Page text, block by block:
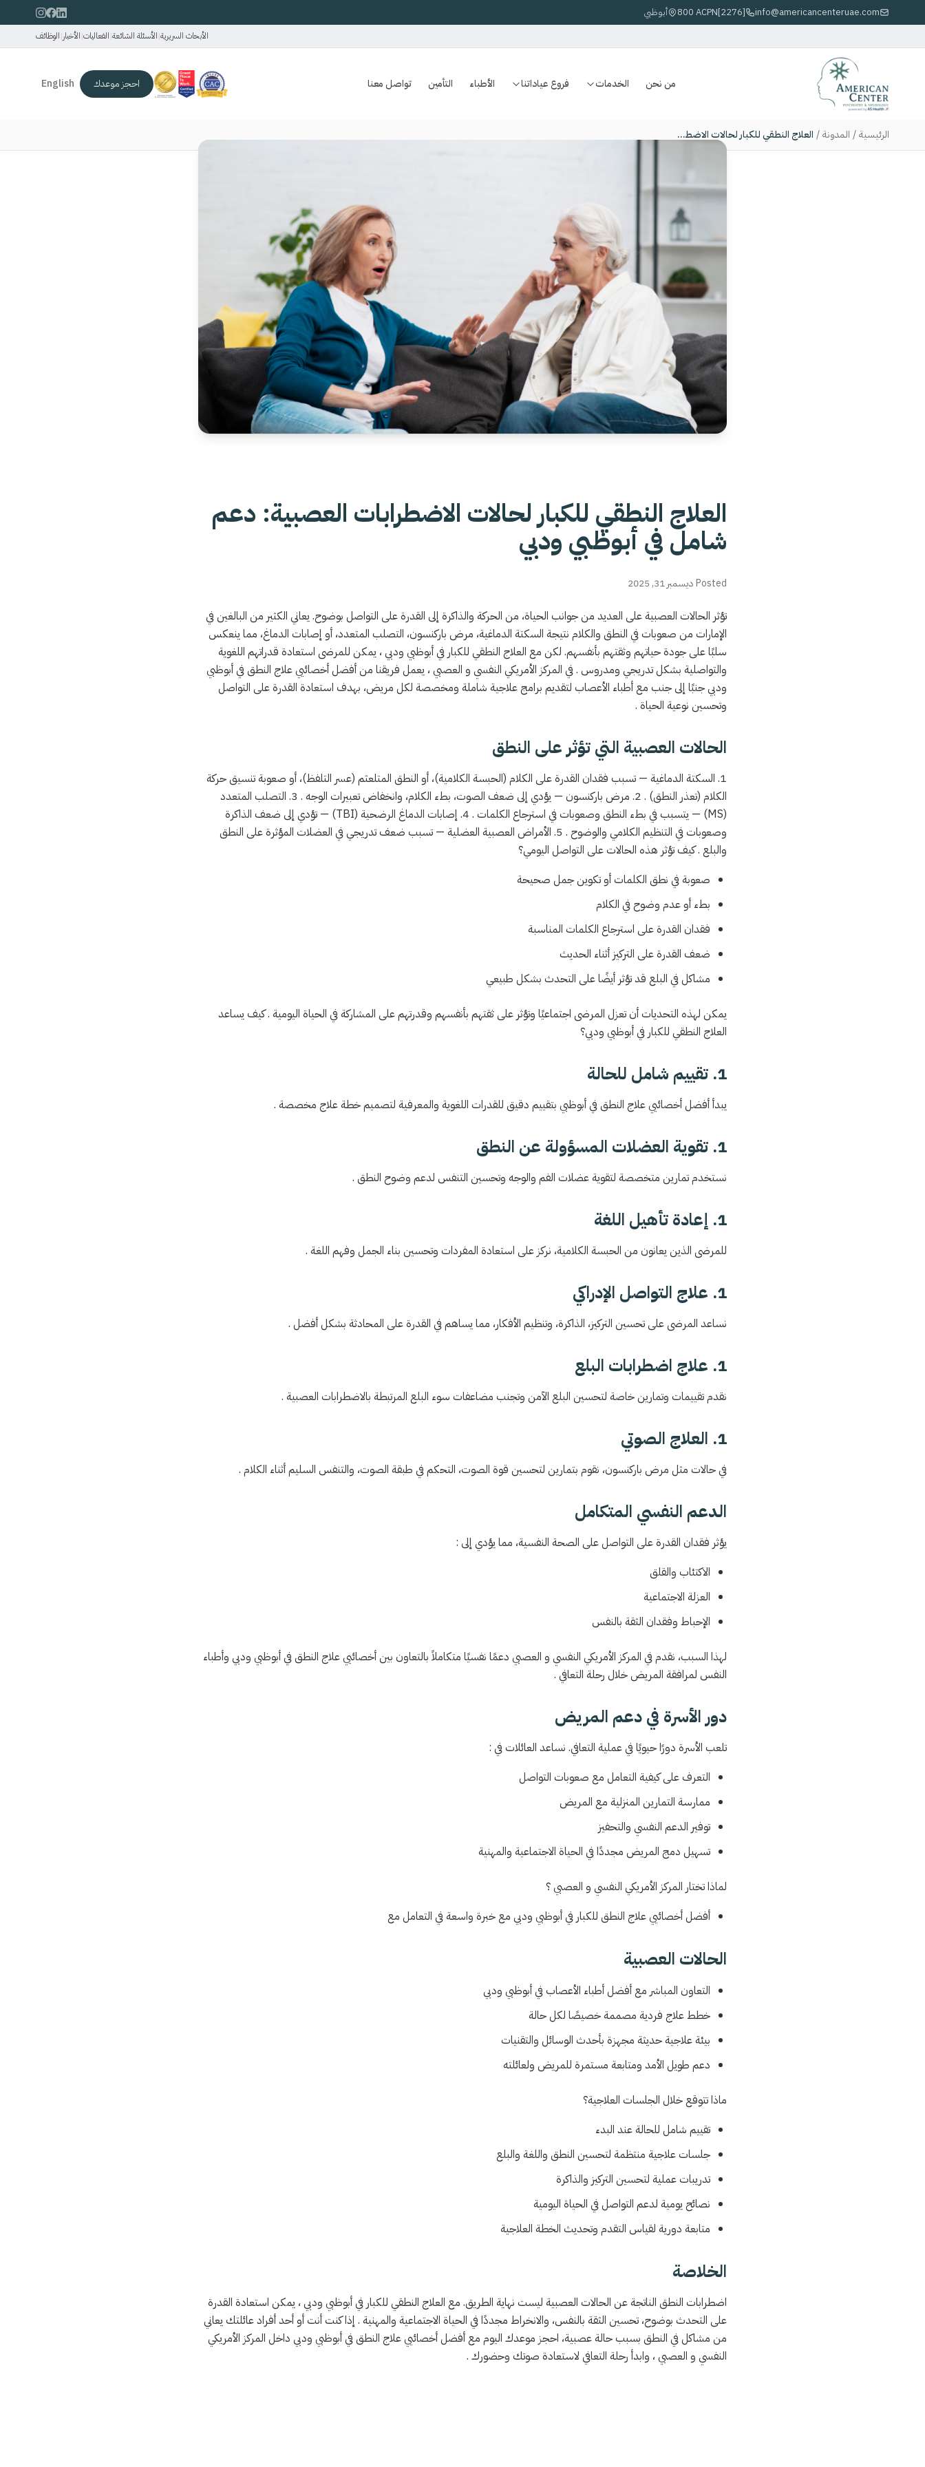
info@americancenteruae.com
800 ACPN[2276] أبوظبي
الأبحاث السريرية|الأسئلة الشائعة|الفعاليات|الأخبار|الوظائف
من نحن الخدمات فروع عياداتنا الأطباء التأمين تواصل معنا احجز موعدك English
الرئيسية/ المدونة/ العلاج النطقي للكبار لحالات الاضطرابات العصبية: دعم شامل في أبوظبي ودبي
العلاج النطقي للكبار لحالات الاضطرابات العصبية: دعم
شامل في أبوظبي ودبي
Posted ديسمبر 31, 2025
تؤثر الحالات العصبية على العديد من جوانب الحياة، من الحركة والذاكرة إلى القدرة على التواصل بوضوح. يعاني الكثير من البالغين في
الإمارات من صعوبات في النطق والكلام نتيجة السكتة الدماغية، مرض باركنسون، التصلب المتعدد، أو إصابات الدماغ، مما ينعكس
سلبًا على جودة حياتهم وثقتهم بأنفسهم. لكن مع العلاج النطقي للكبار في أبوظبي ودبي ، يمكن للمرضى استعادة قدراتهم اللغوية
والتواصلية بشكل تدريجي ومدروس . في المركز الأمريكي النفسي و العصبي ، يعمل فريقنا من أفضل أخصائيي علاج النطق في أبوظبي
ودبي جنبًا إلى جنب مع أطباء الأعصاب لتقديم برامج علاجية شاملة ومخصصة لكل مريض، بهدف استعادة القدرة على التواصل
وتحسين نوعية الحياة .
الحالات العصبية التي تؤثر على النطق
1. السكتة الدماغية — تسبب فقدان القدرة على الكلام (الحبسة الكلامية)، أو النطق المتلعثم (عسر التلفظ)، أو صعوبة تنسيق حركة
الكلام (تعذر النطق) . 2. مرض باركنسون — يؤدي إلى ضعف الصوت، بطء الكلام، وانخفاض تعبيرات الوجه . 3. التصلب المتعدد
(MS) — يتسبب في بطء النطق وصعوبات في استرجاع الكلمات . 4. إصابات الدماغ الرضحية (TBI) — تؤدي إلى ضعف الذاكرة
وصعوبات في التنظيم الكلامي والوضوح . 5. الأمراض العصبية العضلية — تسبب ضعف تدريجي في العضلات المؤثرة على النطق
والبلع . كيف تؤثر هذه الحالات على التواصل اليومي؟
صعوبة في نطق الكلمات أو تكوين جمل صحيحة
بطء أو عدم وضوح في الكلام
فقدان القدرة على استرجاع الكلمات المناسبة
ضعف القدرة على التركيز أثناء الحديث
مشاكل في البلع قد تؤثر أيضًا على التحدث بشكل طبيعي
يمكن لهذه التحديات أن تعزل المرضى اجتماعيًا وتؤثر على ثقتهم بأنفسهم وقدرتهم على المشاركة في الحياة اليومية . كيف يساعد
العلاج النطقي للكبار في أبوظبي ودبي؟
1. تقييم شامل للحالة
يبدأ أفضل أخصائيي علاج النطق في أبوظبي بتقييم دقيق للقدرات اللغوية والمعرفية لتصميم خطة علاج مخصصة .
1. تقوية العضلات المسؤولة عن النطق
نستخدم تمارين متخصصة لتقوية عضلات الفم والوجه وتحسين التنفس لدعم وضوح النطق .
1. إعادة تأهيل اللغة
للمرضى الذين يعانون من الحبسة الكلامية، نركز على استعادة المفردات وتحسين بناء الجمل وفهم اللغة .
1. علاج التواصل الإدراكي
نساعد المرضى على تحسين التركيز، الذاكرة، وتنظيم الأفكار، مما يساهم في القدرة على المحادثة بشكل أفضل .
1. علاج اضطرابات البلع
نقدم تقييمات وتمارين خاصة لتحسين البلع الآمن وتجنب مضاعفات سوء البلع المرتبطة بالاضطرابات العصبية .
1. العلاج الصوتي
في حالات مثل مرض باركنسون، نقوم بتمارين لتحسين قوة الصوت، التحكم في طبقة الصوت، والتنفس السليم أثناء الكلام .
الدعم النفسي المتكامل
يؤثر فقدان القدرة على التواصل على الصحة النفسية، مما يؤدي إلى :
الاكتئاب والقلق
العزلة الاجتماعية
الإحباط وفقدان الثقة بالنفس
لهذا السبب، نقدم في المركز الأمريكي النفسي و العصبي دعمًا نفسيًا متكاملاً بالتعاون بين أخصائيي علاج النطق في أبوظبي ودبي وأطباء
النفس لمرافقة المريض خلال رحلة التعافي .
دور الأسرة في دعم المريض
تلعب الأسرة دورًا حيويًا في عملية التعافي. نساعد العائلات في :
التعرف على كيفية التعامل مع صعوبات التواصل
ممارسة التمارين المنزلية مع المريض
توفير الدعم النفسي والتحفيز
تسهيل دمج المريض مجددًا في الحياة الاجتماعية والمهنية
لماذا تختار المركز الأمريكي النفسي و العصبي ؟
أفضل أخصائيي علاج النطق للكبار في أبوظبي ودبي مع خبرة واسعة في التعامل مع
الحالات العصبية
التعاون المباشر مع أفضل أطباء الأعصاب في أبوظبي ودبي
خطط علاج فردية مصممة خصيصًا لكل حالة
بيئة علاجية حديثة مجهزة بأحدث الوسائل والتقنيات
دعم طويل الأمد ومتابعة مستمرة للمريض ولعائلته
ماذا تتوقع خلال الجلسات العلاجية؟
تقييم شامل للحالة عند البدء
جلسات علاجية منتظمة لتحسين النطق واللغة والبلع
تدريبات عملية لتحسين التركيز والذاكرة
نصائح يومية لدعم التواصل في الحياة اليومية
متابعة دورية لقياس التقدم وتحديث الخطة العلاجية
الخلاصة
اضطرابات النطق الناتجة عن الحالات العصبية ليست نهاية الطريق. مع العلاج النطقي للكبار في أبوظبي ودبي ، يمكن استعادة القدرة
على التحدث بوضوح، تحسين الثقة بالنفس، والانخراط مجددًا في الحياة الاجتماعية والمهنية . إذا كنت أنت أو أحد أفراد عائلتك يعاني
من مشاكل في النطق بسبب حالة عصبية، احجز موعدك اليوم مع أفضل أخصائيي علاج النطق في أبوظبي ودبي داخل المركز الأمريكي
النفسي و العصبي ، وابدأ رحلة التعافي لاستعادة صوتك وحضورك .